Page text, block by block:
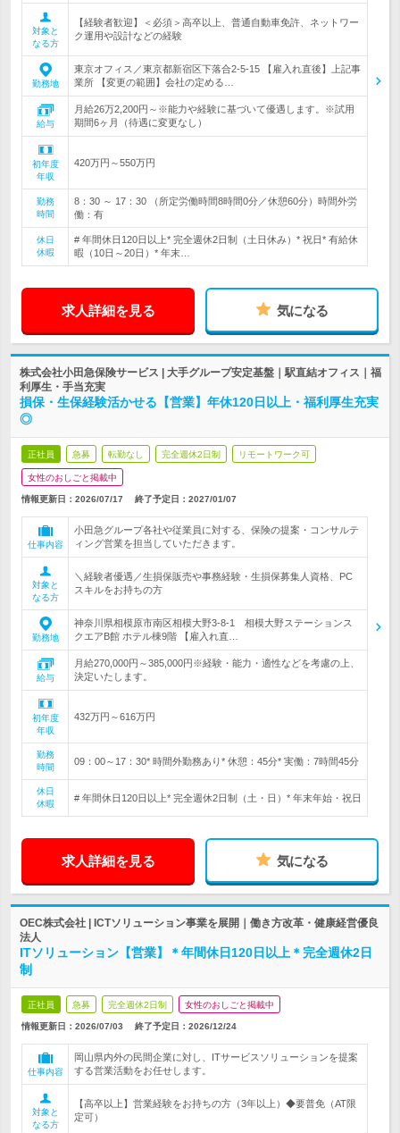
対象と
なる方
【経験者歓迎】＜必須＞高卒以上、普通自動車免許、ネットワー
ク運用や設計などの経験
勤務地
東京オフィス／東京都新宿区下落合2-5-15 【雇入れ直後】上記事
業所 【変更の範囲】会社の定める…
給与
月給26万2,200円～※能力や経験に基づいて優遇します。※試用
期間6ヶ月（待遇に変更なし）
初年度
年収
420万円～550万円
勤務
時間
8：30 ～ 17：30 （所定労働時間8時間0分／休憩60分）時間外労
働：有
休日
休暇
# 年間休日120日以上* 完全週休2日制（土日休み）* 祝日* 有給休
暇（10日～20日）* 年末…
求人詳細を見る 気になる
株式会社小田急保険サービス | 大手グループ安定基盤｜駅直結オフィス｜福
利厚生・手当充実
損保・生保経験活かせる【営業】年休120日以上・福利厚生充実
◎
正社員 急募 転勤なし 完全週休2日制 リモートワーク可
女性のおしごと掲載中
情報更新日：2026/07/17 終了予定日： 2027/01/07
仕事内容
小田急グループ各社や従業員に対する、保険の提案・コンサルテ
ィング営業を担当していただきます。
対象と
なる方
＼経験者優遇／生損保販売や事務経験・生損保募集人資格、PC
スキルをお持ちの方
勤務地
神奈川県相模原市南区相模大野3-8-1 相模大野ステーションス
クエアB館 ホテル棟9階 【雇入れ直…
給与
月給270,000円～385,000円※経験・能力・適性などを考慮の上、
決定いたします。
初年度
年収
432万円～616万円
勤務
時間
09：00～17：30* 時間外勤務あり* 休憩：45分* 実働：7時間45分
休日
休暇
# 年間休日120日以上* 完全週休2日制（土・日）* 年末年始・祝日
求人詳細を見る 気になる
OEC株式会社 | ICTソリューション事業を展開｜働き方改革・健康経営優良
法人
ITソリューション【営業】＊年間休日120日以上＊完全週休2日
制
正社員 急募 完全週休2日制 女性のおしごと掲載中
情報更新日：2026/07/03 終了予定日： 2026/12/24
仕事内容
岡山県内外の民間企業に対し、ITサービスソリューションを提案
する営業活動をお任せします。
対象と
なる方
【高卒以上】営業経験をお持ちの方（3年以上）◆要普免（AT限
定可）